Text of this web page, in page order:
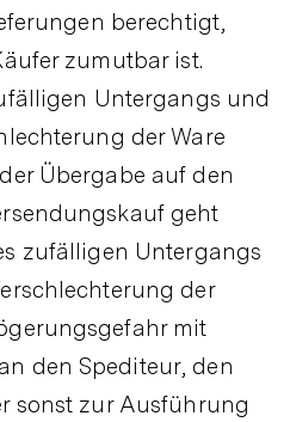
berechtigt,
zumutbar ist.
Untergangs und
der Ware
Übergabe auf den
geht
zufälligen Untergangs
der
mit
den Spediteur, den
sonst zur Ausführung